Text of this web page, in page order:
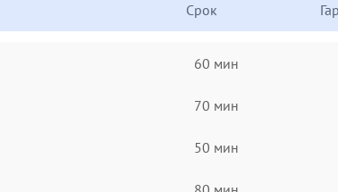
Срок
60 мин
70 мин
50 мин